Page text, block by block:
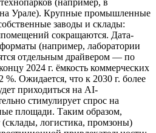
(например, в
на Урале). Крупные промышленные
заводы и склады:
сокращаются. Дата-
(например, лаборатории
отдельным драйвером — по
2024 г. ёмкость коммерческих
Ожидается, что к 2030 г. более
приходиться на AI-
стимулирует спрос на
площади. Таким образом,
(склады, логистика, промзоны)